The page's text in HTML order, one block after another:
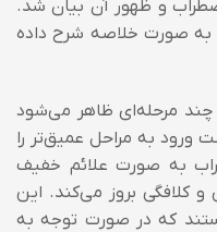
و ظهور آن بیان شد.
صورت خلاصه شرح داده
چند مرحله‌ای ظاهر می‌شود
ورود به مراحل عمیق‌تر را
به صورت علائم خفیف
و کلافگی بروز می‌کند. این
که در صورت توجه به